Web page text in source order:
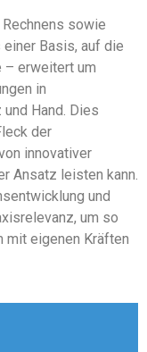
sowie
Basis, auf die
– erweitert um
in
Hand. Dies
der
innovativer
Ansatz leisten kann.
und
um so
mit eigenen Kräften